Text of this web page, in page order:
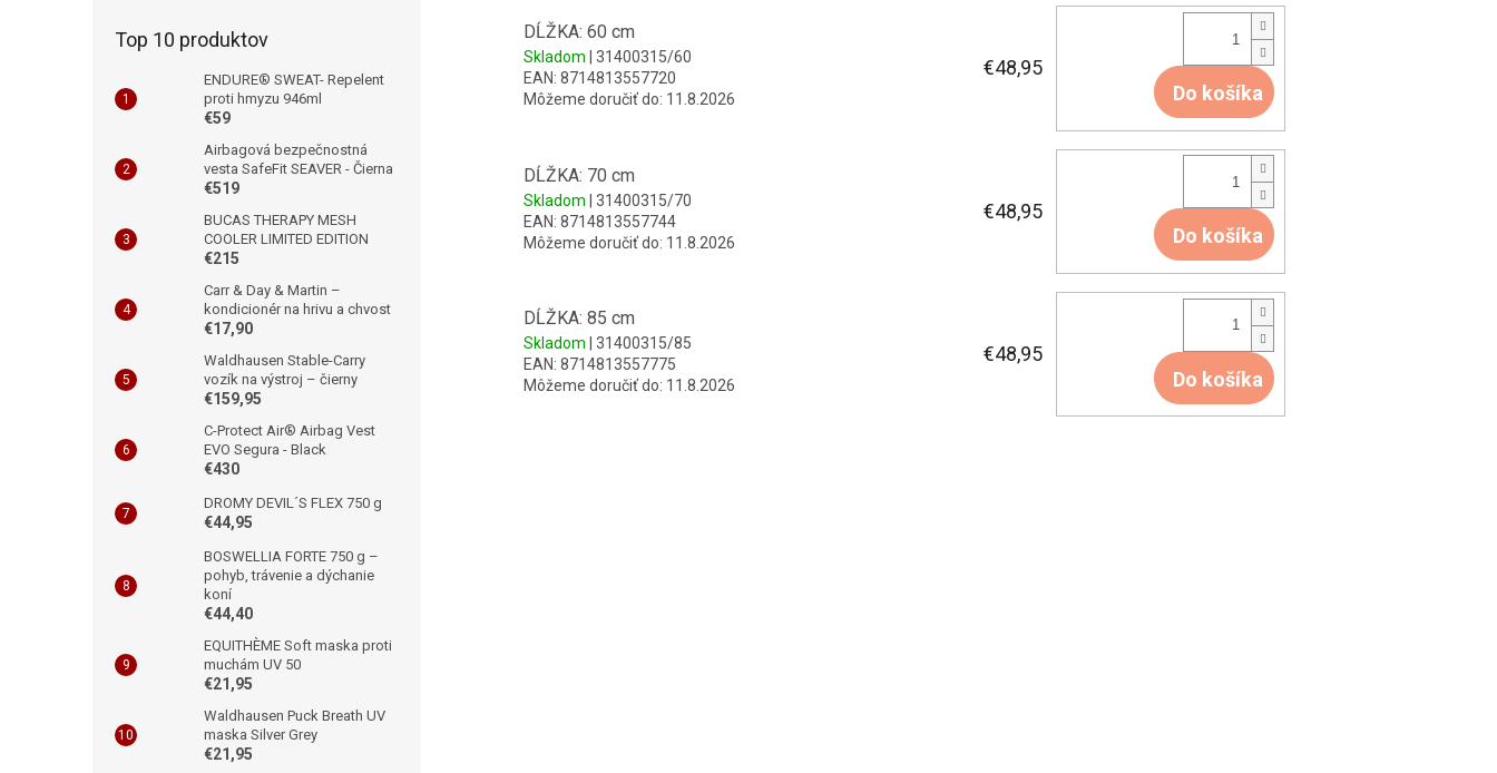
Top 10 produktov
ENDURE® SWEAT- Repelent
proti hmyzu 946ml
€59
Airbagová bezpečnostná
vesta SafeFit SEAVER - Čierna
€519
BUCAS THERAPY MESH
COOLER LIMITED EDITION
€215
Carr & Day & Martin –
kondicionér na hrivu a chvost
€17,90
Waldhausen Stable-Carry
vozík na výstroj – čierny
€159,95
C-Protect Air® Airbag Vest
EVO Segura - Black
€430
DROMY DEVIL´S FLEX 750 g
€44,95
BOSWELLIA FORTE 750 g –
pohyb, trávenie a dýchanie
koní
€44,40
EQUITHÈME Soft maska proti
muchám UV 50
€21,95
Waldhausen Puck Breath UV
maska Silver Grey
€21,95
DĹŽKA: 60 cm
Skladom
| 31400315/60
EAN: 8714813557720
Môžeme doručiť do: 11.8.2026
€48,95
Do košíka
DĹŽKA: 70 cm
Skladom
| 31400315/70
EAN: 8714813557744
Môžeme doručiť do: 11.8.2026
€48,95
Do košíka
DĹŽKA: 85 cm
Skladom
| 31400315/85
EAN: 8714813557775
Môžeme doručiť do: 11.8.2026
€48,95
Do košíka